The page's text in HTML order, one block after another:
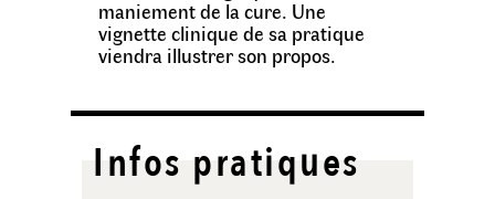
maniement de la cure. Une
vignette clinique de sa pratique
viendra illustrer son propos.
Infos pratiques